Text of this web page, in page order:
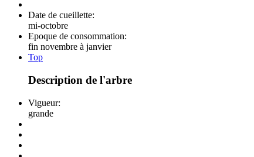
Date de cueillette:
mi-octobre
Epoque de consommation:
fin novembre à janvier
Top
Description de l'arbre
Vigueur:
grande